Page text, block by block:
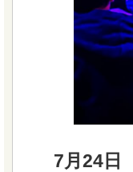
7月24日